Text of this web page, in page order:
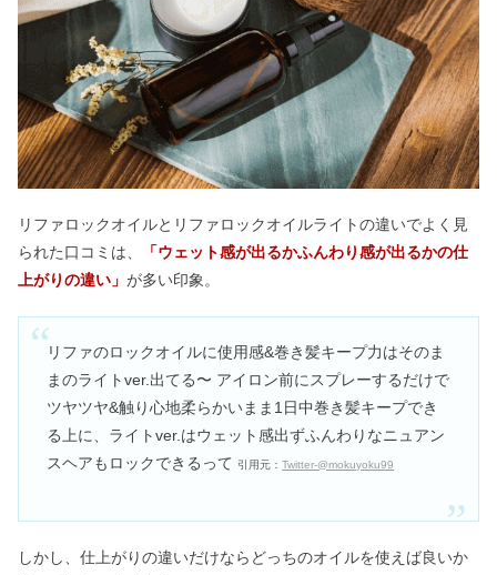
リファロックオイルとリファロックオイルライトの違いでよく見
られた口コミは、
「ウェット感が出るかふんわり感が出るかの仕
上がりの違い」 が多い印象。
リファのロックオイルに使用感&巻き髪キープ力はそのま
まのライトver.出てる〜 アイロン前にスプレーするだけで
ツヤツヤ&触り心地柔らかいまま1日中巻き髪キープでき
る上に、ライトver.はウェット感出ずふんわりなニュアン
スヘアもロックできるって
引用元：Twitter-@mokuyoku99
しかし、仕上がりの違いだけならどっちのオイルを使えば良いか